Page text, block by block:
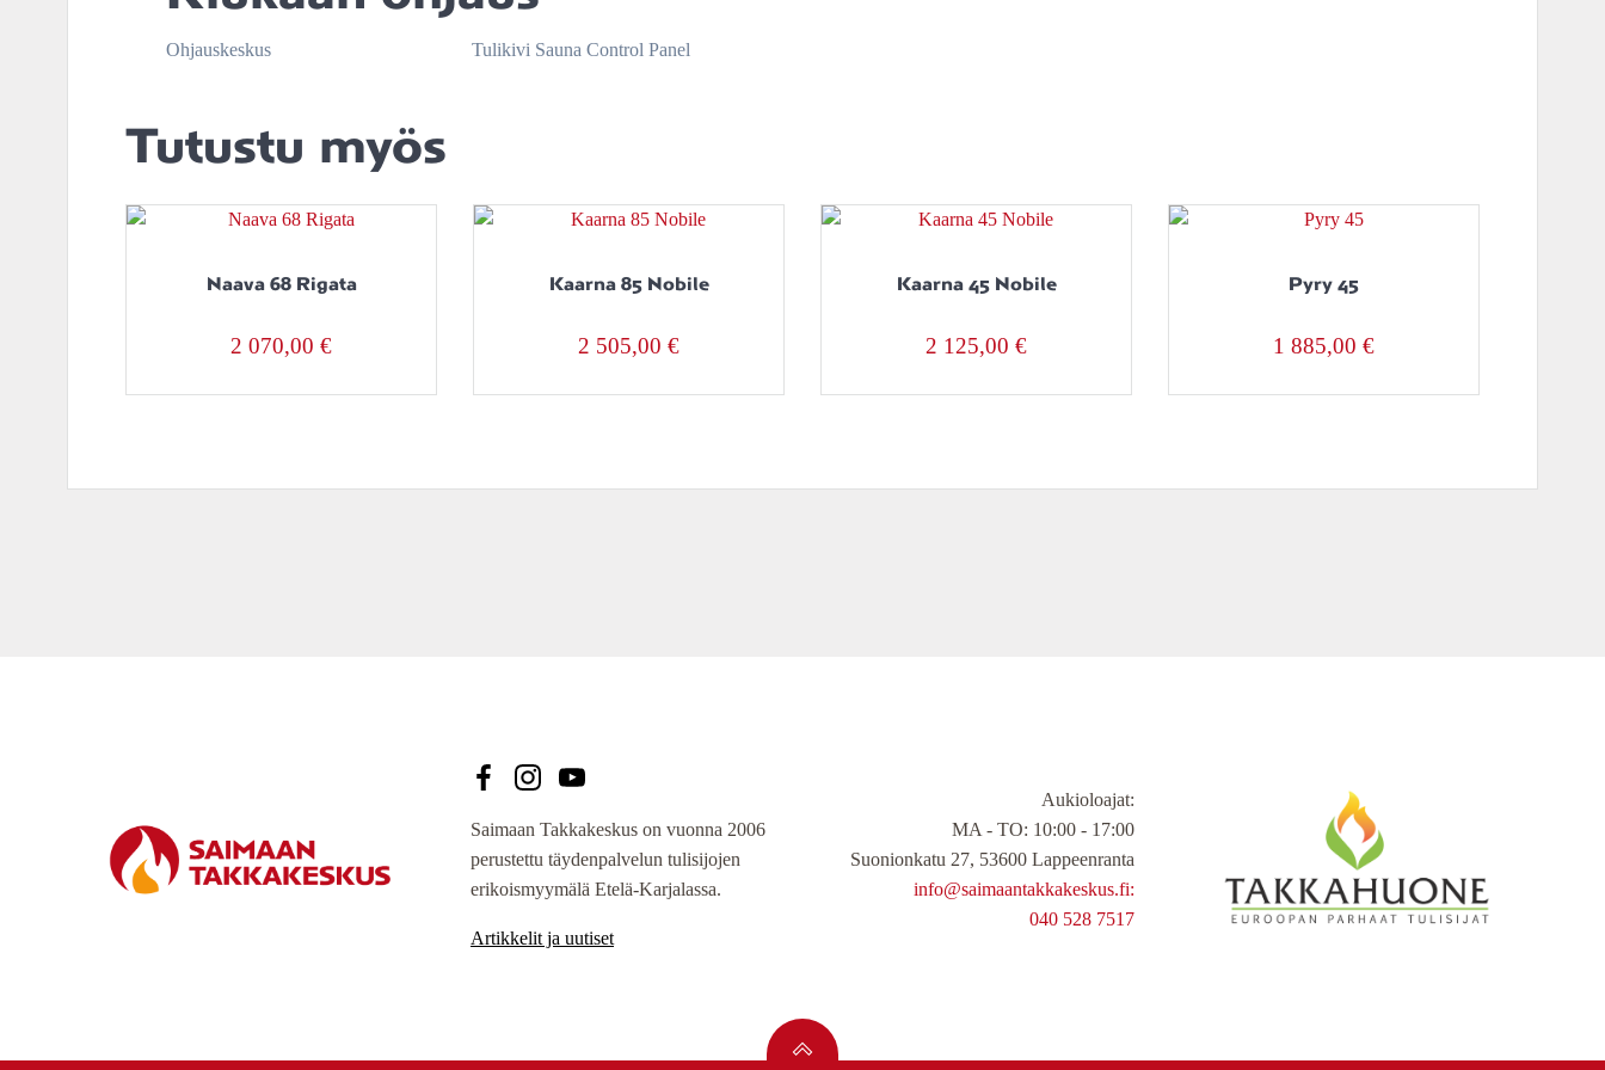
Ohjauskeskus Tulikivi Sauna Control Panel
Tutustu myös
Naava 68 Rigata
2 070,00 €
Kaarna 85 Nobile
2 505,00 €
Kaarna 45 Nobile
2 125,00 €
Pyry 45
1 885,00 €
Saimaan Takkakeskus on vuonna 2006
perustettu täydenpalvelun tulisijojen
erikoismyymälä Etelä-Karjalassa.
Artikkelit ja uutiset
Aukioloajat:
MA - TO: 10:00 - 17:00
Suonionkatu 27, 53600 Lappeenranta
info@saimaantakkakeskus.fi:
040 528 7517